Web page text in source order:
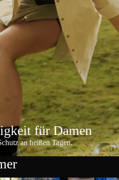
für Damen
an heißen Tagen.